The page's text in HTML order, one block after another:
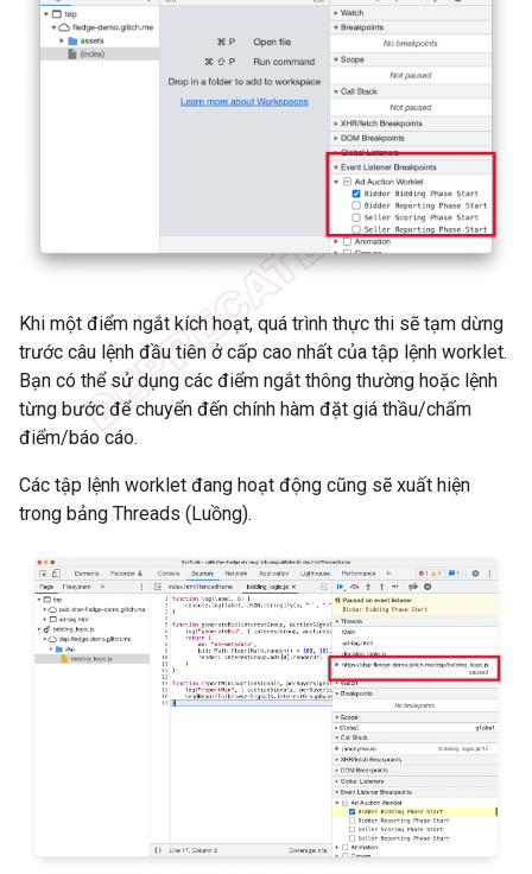
Khi một điểm ngắt kích hoạt, quá trình thực thi sẽ tạm dừng
trước câu lệnh đầu tiên ở cấp cao nhất của tập lệnh worklet.
Bạn có thể sử dụng các điểm ngắt thông thường hoặc lệnh
từng bước để chuyển đến chính hàm đặt giá thầu/chấm
điểm/báo cáo.
Các tập lệnh worklet đang hoạt động cũng sẽ xuất hiện
trong bảng Threads (Luồng).